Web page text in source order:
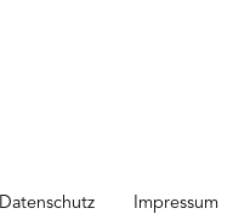
Datenschutz Impressum